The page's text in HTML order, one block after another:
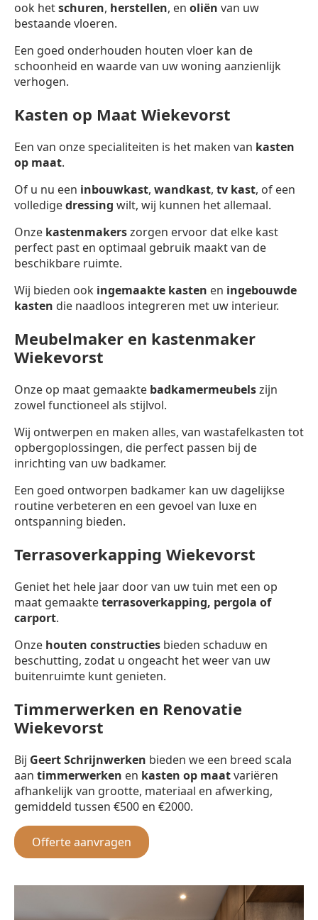
ook hetschuren, herstellen, en oliën van uw
bestaande vloeren.
Een goed onderhouden houten vloer kan de
schoonheid en waarde van uw woning aanzienlijk
verhogen.
Kasten op Maat Wiekevorst
Een van onze specialiteiten is het maken van kasten
op maat.
Of u nu een inbouwkast, wandkast, tv kast, of een
volledigedressing wilt, wij kunnen het allemaal.
Onze kastenmakerszorgen ervoor dat elke kast
perfect past en optimaal gebruik maakt van de
beschikbare ruimte.
Wij bieden ook ingemaakte kasten en ingebouwde
kasten die naadloos integreren met uw interieur.
Meubelmaker en kastenmaker
Wiekevorst
Onze op maat gemaakte badkamermeubelszijn
zowel functioneel als stijlvol.
Wij ontwerpen en maken alles, van wastafelkasten tot
opbergoplossingen, die perfect passen bij de
inrichting van uw badkamer.
Een goed ontworpen badkamer kan uw dagelijkse
routine verbeteren en een gevoel van luxe en
ontspanning bieden.
Terrasoverkapping Wiekevorst
Geniet het hele jaar door van uw tuin met een op
maat gemaakteterrasoverkapping, pergola of
carport.
Onze houten constructies bieden schaduw en
beschutting, zodat u ongeacht het weer van uw
buitenruimte kunt genieten.
Timmerwerken en Renovatie
Wiekevorst
Bij Geert Schrijnwerken bieden we een breed scala
aan timmerwerken en kasten op maatvariëren
afhankelijk van grootte, materiaal en afwerking,
gemiddeld tussen €500 en €2000.
Offerte aanvragen